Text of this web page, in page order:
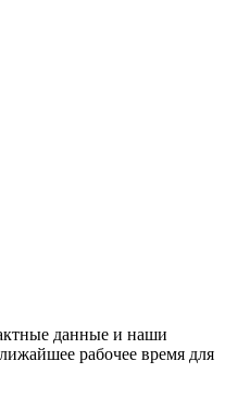
данные и наши
рабочее время для